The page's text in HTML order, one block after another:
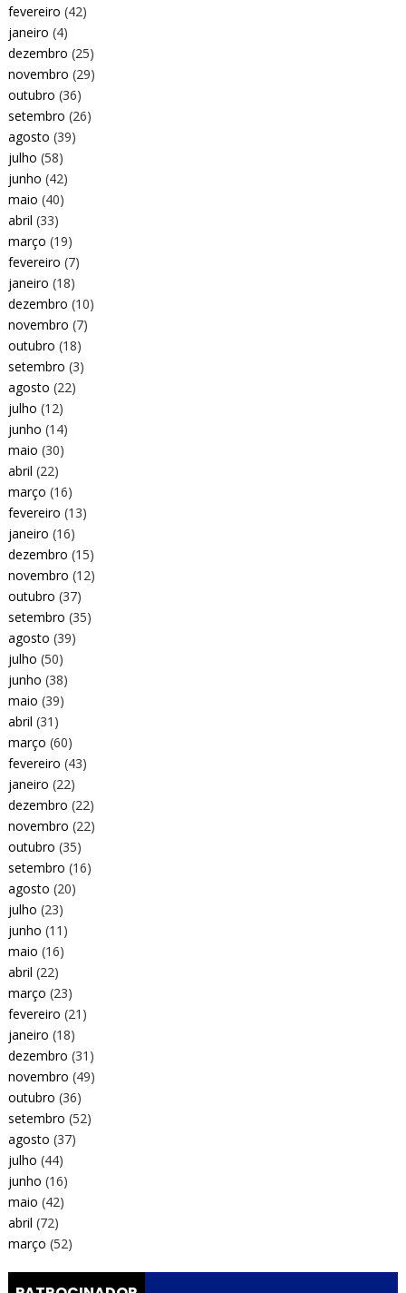
fevereiro (42)
janeiro (4)
dezembro (25)
novembro (29)
outubro (36)
setembro (26)
agosto (39)
julho (58)
junho (42)
maio (40)
abril (33)
março (19)
fevereiro (7)
janeiro (18)
dezembro (10)
novembro (7)
outubro (18)
setembro (3)
agosto (22)
julho (12)
junho (14)
maio (30)
abril (22)
março (16)
fevereiro (13)
janeiro (16)
dezembro (15)
novembro (12)
outubro (37)
setembro (35)
agosto (39)
julho (50)
junho (38)
maio (39)
abril (31)
março (60)
fevereiro (43)
janeiro (22)
dezembro (22)
novembro (22)
outubro (35)
setembro (16)
agosto (20)
julho (23)
junho (11)
maio (16)
abril (22)
março (23)
fevereiro (21)
janeiro (18)
dezembro (31)
novembro (49)
outubro (36)
setembro (52)
agosto (37)
julho (44)
junho (16)
maio (42)
abril (72)
março (52)